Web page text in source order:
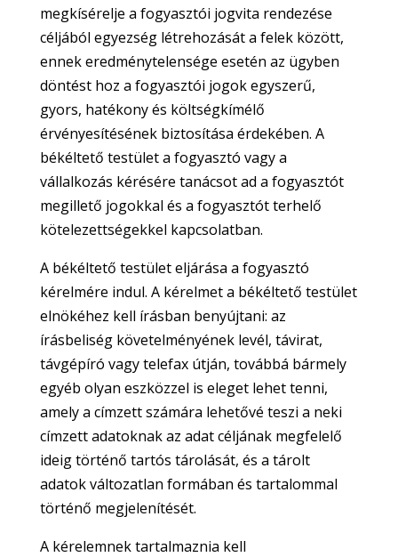
megkísérelje a fogyasztói jogvita rendezése
céljából egyezség létrehozását a felek között,
ennek eredménytelensége esetén az ügyben
döntést hoz a fogyasztói jogok egyszerű,
gyors, hatékony és költségkímélő
érvényesítésének biztosítása érdekében. A
békéltető testület a fogyasztó vagy a
vállalkozás kérésére tanácsot ad a fogyasztót
megillető jogokkal és a fogyasztót terhelő
kötelezettségekkel kapcsolatban.
A békéltető testület eljárása a fogyasztó
kérelmére indul. A kérelmet a békéltető testület
elnökéhez kell írásban benyújtani: az
írásbeliség követelményének levél, távirat,
távgépíró vagy telefax útján, továbbá bármely
egyéb olyan eszközzel is eleget lehet tenni,
amely a címzett számára lehetővé teszi a neki
címzett adatoknak az adat céljának megfelelő
ideig történő tartós tárolását, és a tárolt
adatok változatlan formában és tartalommal
történő megjelenítését.
A kérelemnek tartalmaznia kell